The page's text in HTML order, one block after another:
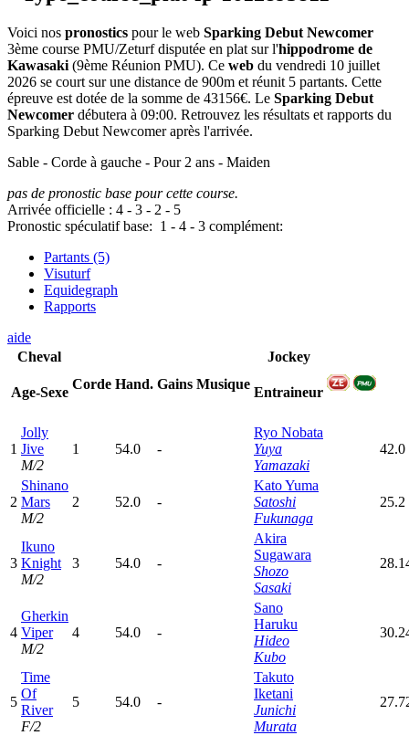
Voici nos pronostics pour le web Sparking Debut Newcomer
3ème course PMU/Zeturf disputée en plat sur l'hippodrome de
Kawasaki (9ème Réunion PMU). Ce web du vendredi 10 juillet
2026 se court sur une distance de 900m et réunit 5 partants. Cette
épreuve est dotée de la somme de 43156€. Le Sparking Debut
Newcomer débutera à 09:00. Retrouvez les résultats et rapports du
Sparking Debut Newcomer après l'arrivée.
Sable - Corde à gauche - Pour 2 ans - Maiden
pas de pronostic base pour cette course.
Arrivée officielle : 4 - 3 - 2 - 5
Pronostic spéculatif base: 1 - 4 - 3 complément:
Partants (5)
Visuturf
Equidegraph
Rapports
aide
Cheval
Age-Sexe
Corde Hand. Gains Musique
Jockey
Entraineur
1
Jolly
Jive
M/2
1 54.0 -
Ryo Nobata
Yuya
Yamazaki
42.0
2
Shinano
Mars
M/2
2 52.0 -
Kato Yuma
Satoshi
Fukunaga
25.2
3
Ikuno
Knight
M/2
3 54.0 -
Akira
Sugawara
Shozo
Sasaki
4
Gherkin
Viper
M/2
4 54.0 -
Sano
Haruku
Hideo
Kubo
5
Time
Of
River
F/2
5 54.0 -
Takuto
Iketani
Junichi
Murata